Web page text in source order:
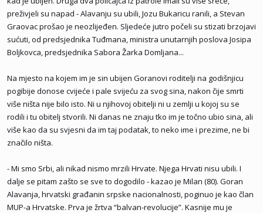
preživjeli su napad - Alavanju su ubili, Jozu Bukaricu ranili, a Stevan
Graovac prošao je neozlijeđen. Sljedeće jutro počeli su stizati brzojavi
sućuti, od predsjednika Tuđmana, ministra unutarnjih poslova Josipa
Boljkovca, predsjednika Sabora Žarka Domljana...
Na mjesto na kojem im je sin ubijen Goranovi roditelji na godišnjicu
pogibije donose cvijeće i pale svijeću za svog sina, nakon čije smrti
više ništa nije bilo isto. Ni u njihovoj obitelji ni u zemlji u kojoj su se
rodili i tu obitelj stvorili. Ni danas ne znaju tko im je točno ubio sina, ali
više kao da su svjesni da im taj podatak, to neko ime i prezime, ne bi
značilo ništa.
- Mi smo Srbi, ali nikad nismo mrzili Hrvate. Njega Hrvati nisu ubili. I
dalje se pitam zašto se sve to dogodilo - kazao je Milan (80). Goran
Alavanja, hrvatski građanin srpske nacionalnosti, poginuo je kao član
MUP-a Hrvatske. Prva je žrtva “balvan-revolucije”. Kasnije mu je